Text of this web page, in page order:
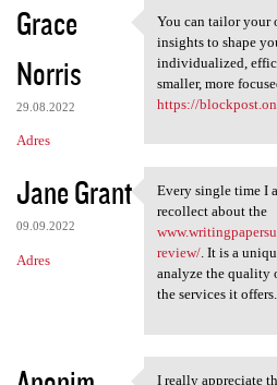
Grace
Norris
29.08.2022
Adres
You can tailor
You can tailor your
insights to shape
individualized,
smaller, more
https://
Jane Grant
09.09.2022
Adres
Every single time
Every single time I
recollect about the
review/. It is a
analyze the quality
the services it offers.
I really appreciate